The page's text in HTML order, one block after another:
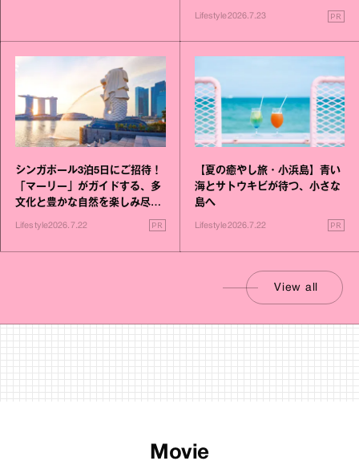
Lifestyle2026.7.23 PR
シンガポール3泊5日にご招待！
「マーリー」がガイドする、多
文化と豊かな自然を楽しみ尽く
Lifestyle2026.7.22 PR
【夏の癒やし旅・小浜島】青い
海とサトウキビが待つ、小さな
島へ
Lifestyle2026.7.22 PR
View all
Movie